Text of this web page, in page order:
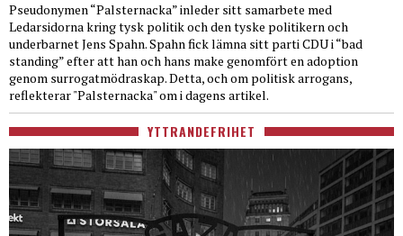
Pseudonymen “Palsternacka” inleder sitt samarbete med
Ledarsidorna kring tysk politik och den tyske politikern och
underbarnet Jens Spahn. Spahn fick lämna sitt parti CDU i “bad
standing” efter att han och hans make genomfört en adoption
genom surrogatmödraskap. Detta, och om politisk arrogans,
reflekterar "Palsternacka" om i dagens artikel.
YTTRANDEFRIHET